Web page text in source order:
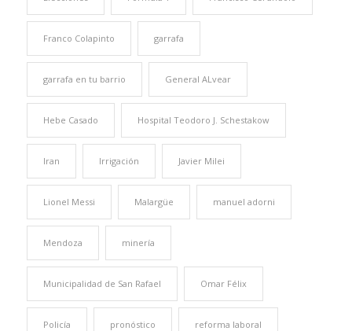
Franco Colapinto garrafa
garrafa en tu barrio General ALvear
Hebe Casado Hospital Teodoro J. Schestakow
Iran Irrigación Javier Milei
Lionel Messi Malargüe manuel adorni
Mendoza minería
Municipalidad de San Rafael Omar Félix
Policía pronóstico reforma laboral